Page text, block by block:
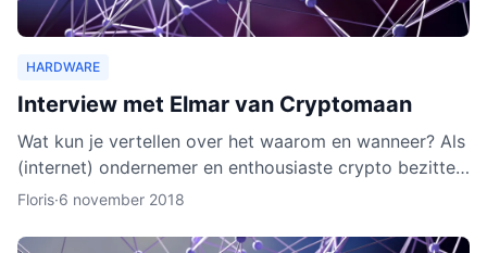
HARDWARE
Interview met Elmar van Cryptomaan
Wat kun je vertellen over het waarom en wanneer? Als
(internet) ondernemer en enthousiaste crypto bezitter
was het een logische keuze om de webshop te
Floris·6 november 2018